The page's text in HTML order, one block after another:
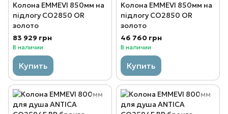
Колона EMMEVI 850мм на
підлогу CO2850 OR
золото
83 929 грн
В наличии
Купить
Колона EMMEVI 850мм на
підлогу CO2850 OR
золото
46 760 грн
В наличии
Купить